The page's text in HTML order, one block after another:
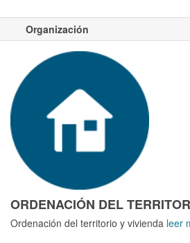
Organización
ORDENACIÓN DEL
Ordenación del territorio y vivienda leer